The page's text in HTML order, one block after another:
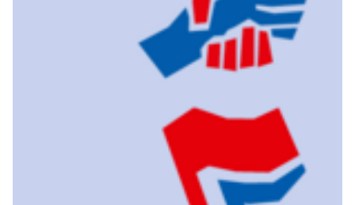
Zudem machte sie mögliche Reputationsschäden […]